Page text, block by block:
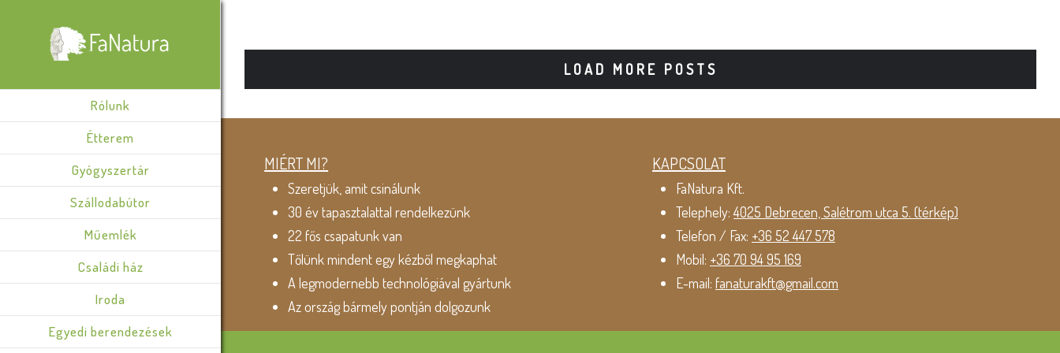
Rólunk
Étterem
Gyógyszertár
Szállodabútor
Műemlék
Családi ház
Iroda
Egyedi berendezések
LOAD MORE POSTS
MIÉRT MI?
Szeretjük, amit csinálunk
30 év tapasztalattal rendelkezünk
22 fős csapatunk van
Tőlünk mindent egy kézből megkaphat
A legmodernebb technológiával gyártunk
Az ország bármely pontján dolgozunk
KAPCSOLAT
FaNatura Kft.
Telephely:4025 Debrecen, Salétrom utca 5. (térkép)
Telefon / Fax: +36 52 447 578
Mobil: +36 70 94 95 169
E-mail: fanaturakft@gmail.com